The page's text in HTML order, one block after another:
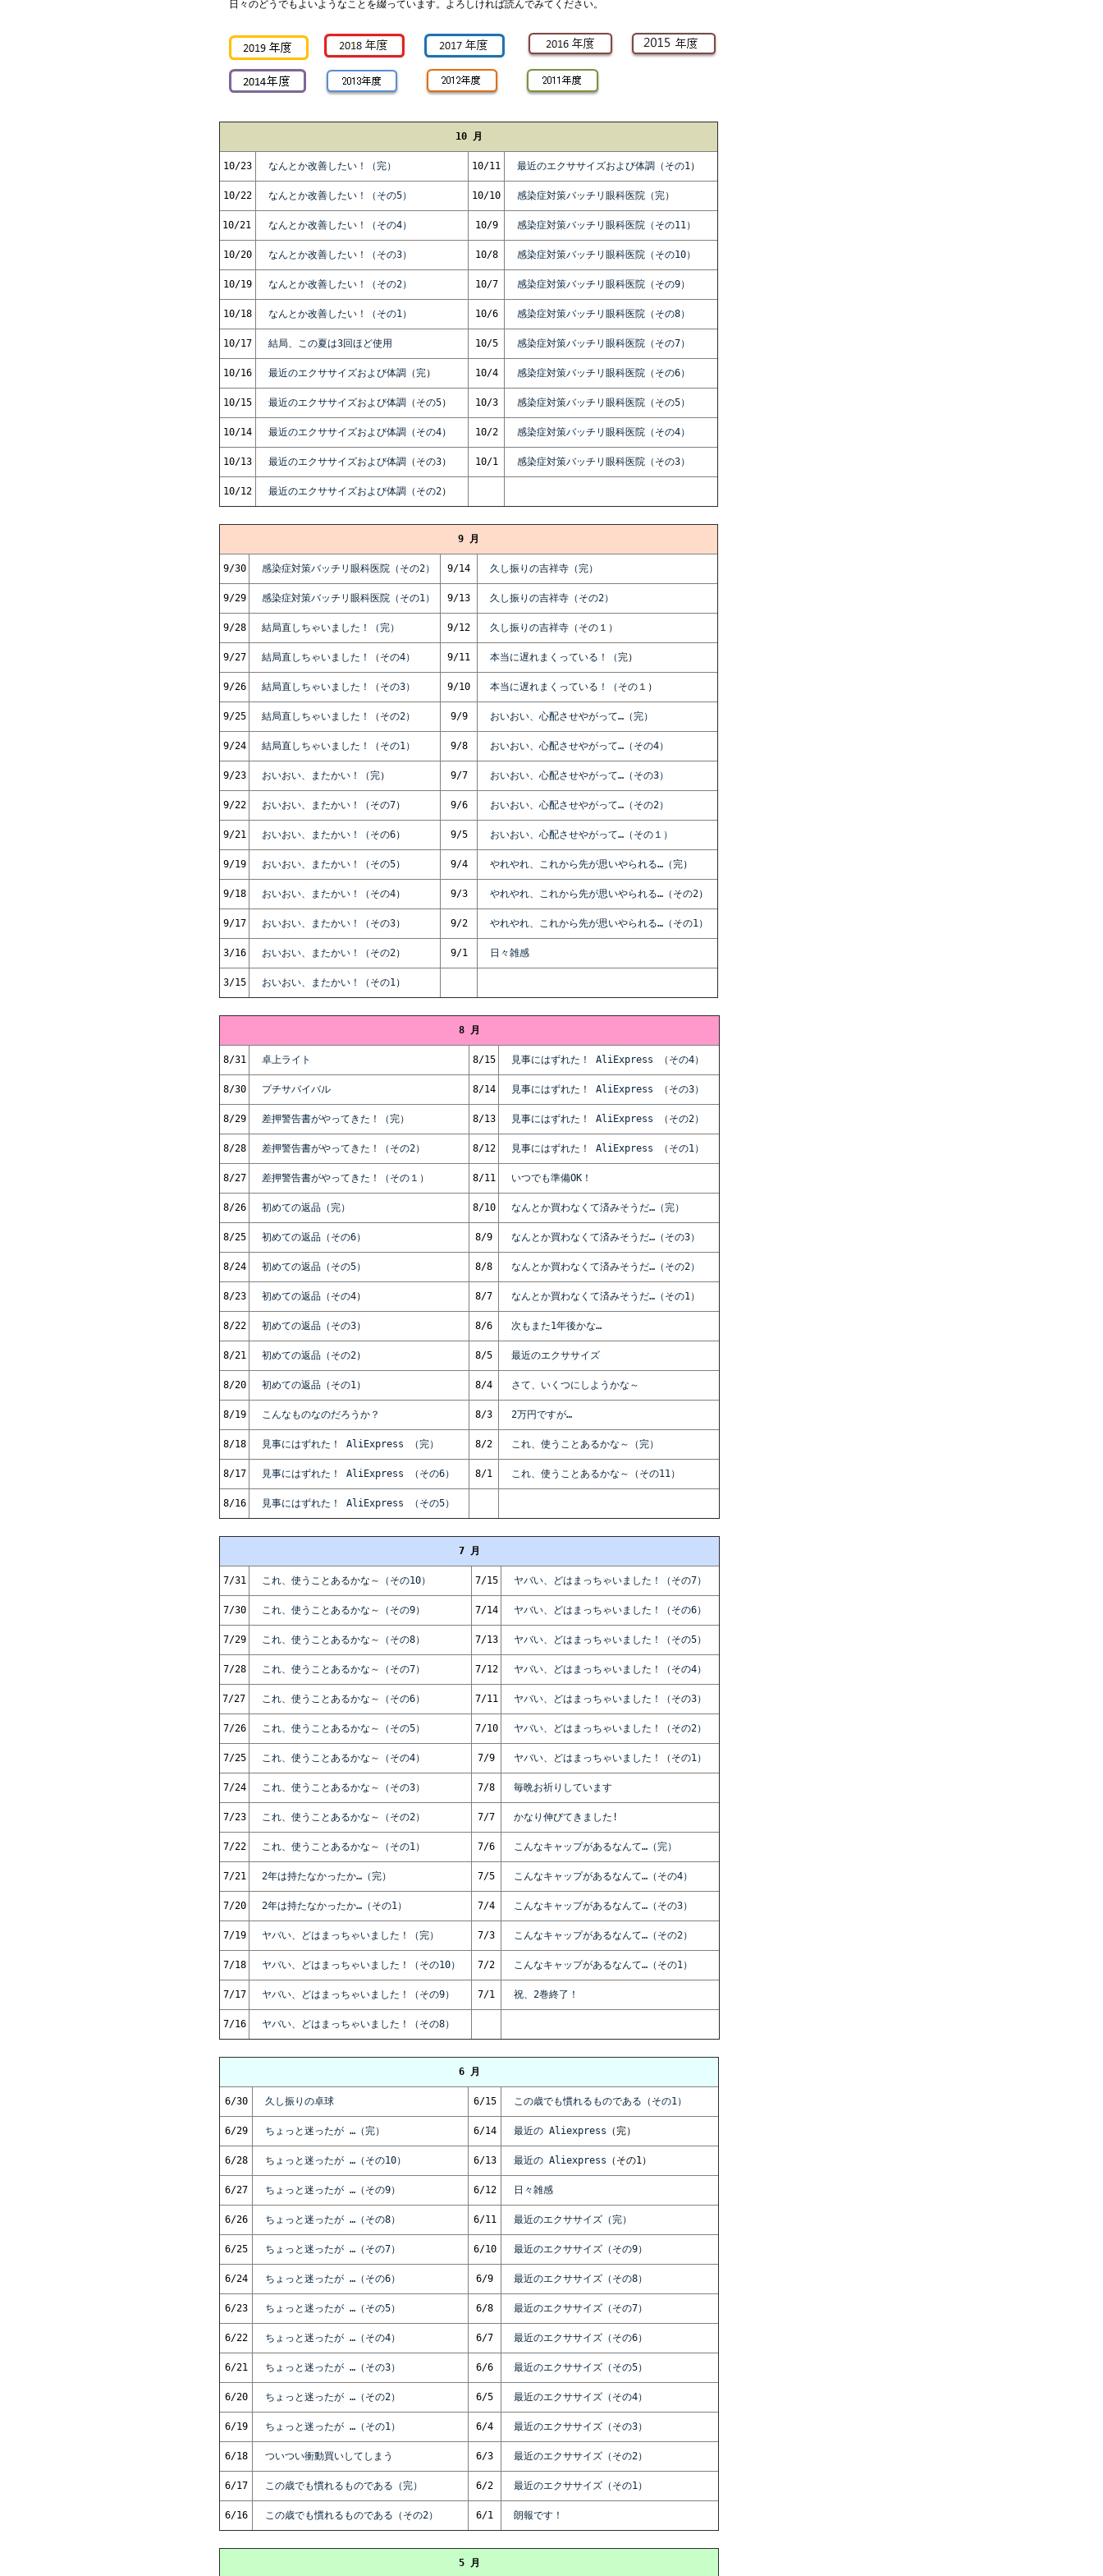
日々のどうでもよいようなことを綴っています。よろしければ読んでみてください。
10 月
10/23 なんとか改善したい！（完） 10/11 最近のエクササイズおよび体調（その1）
10/22 なんとか改善したい！（その5） 10/10 感染症対策バッチリ眼科医院（完）
10/21 なんとか改善したい！（その4） 10/9 感染症対策バッチリ眼科医院（その11）
10/20 なんとか改善したい！（その3） 10/8 感染症対策バッチリ眼科医院（その10）
10/19 なんとか改善したい！（その2） 10/7 感染症対策バッチリ眼科医院（その9）
10/18 なんとか改善したい！（その1） 10/6 感染症対策バッチリ眼科医院（その8）
10/17 結局、この夏は3回ほど使用 10/5 感染症対策バッチリ眼科医院（その7）
10/16 最近のエクササイズおよび体調（完） 10/4 感染症対策バッチリ眼科医院（その6）
10/15 最近のエクササイズおよび体調（その5） 10/3 感染症対策バッチリ眼科医院（その5）
10/14 最近のエクササイズおよび体調（その4） 10/2 感染症対策バッチリ眼科医院（その4）
10/13 最近のエクササイズおよび体調（その3） 10/1 感染症対策バッチリ眼科医院（その3）
10/12 最近のエクササイズおよび体調（その2）
9 月
9/30 感染症対策バッチリ眼科医院（その2） 9/14 久し振りの吉祥寺（完）
9/29 感染症対策バッチリ眼科医院（その1） 9/13 久し振りの吉祥寺（その2）
9/28 結局直しちゃいました！（完） 9/12 久し振りの吉祥寺（その１）
9/27 結局直しちゃいました！（その4） 9/11 本当に遅れまくっている！（完）
9/26 結局直しちゃいました！（その3） 9/10 本当に遅れまくっている！（その１ ）
9/25 結局直しちゃいました！（その2） 9/9 おいおい、心配させやがって…（完）
9/24 結局直しちゃいました！（その1） 9/8 おいおい、心配させやがって…（その4）
9/23 おいおい、またかい！（完） 9/7 おいおい、心配させやがって…（その3）
9/22 おいおい、またかい！（その7） 9/6 おいおい、心配させやがって…（その2）
9/21 おいおい、またかい！（その6） 9/5 おいおい、心配させやがって…（その１）
9/19 おいおい、またかい！（その5） 9/4 やれやれ、これから先が思いやられる…（完）
9/18 おいおい、またかい！（その4） 9/3 やれやれ、これから先が思いやられる…（その2）
9/17 おいおい、またかい！（その3） 9/2 やれやれ、これから先が思いやられる…（その1）
3/16 おいおい、またかい！（その2） 9/1 日々雑感
3/15 おいおい、またかい！（その1）
8 月
8/31 卓上ライト 8/15 見事にはずれた！ AliExpress （その4）
8/30 プチサバイバル 8/14 見事にはずれた！ AliExpress （その3）
8/29 差押警告書がやってきた！（完） 8/13 見事にはずれた！ AliExpress （その2）
8/28 差押警告書がやってきた！（その2） 8/12 見事にはずれた！ AliExpress （その1）
8/27 差押警告書がやってきた！（その１） 8/11 いつでも準備OK！
8/26 初めての返品（完） 8/10 なんとか買わなくて済みそうだ…（完）
8/25 初めての返品（その6） 8/9 なんとか買わなくて済みそうだ…（その3）
8/24 初めての返品（その5） 8/8 なんとか買わなくて済みそうだ…（その2）
8/23 初めての返品（その4） 8/7 なんとか買わなくて済みそうだ…（その1）
8/22 初めての返品（その3） 8/6 次もまた1年後かな…
8/21 初めての返品（その2） 8/5 最近のエクササイズ
8/20 初めての返品（その1） 8/4 さて、いくつにしようかな～
8/19 こんなものなのだろうか？ 8/3 2万円ですが…
8/18 見事にはずれた！ AliExpress （完） 8/2 これ、使うことあるかな～（完）
8/17 見事にはずれた！ AliExpress （その6） 8/1 これ、使うことあるかな～（その11）
8/16 見事にはずれた！ AliExpress （その5）
7 月
7/31 これ、使うことあるかな～（その10） 7/15 ヤバい、どはまっちゃいました！（その7）
7/30 これ、使うことあるかな～（その9） 7/14 ヤバい、どはまっちゃいました！（その6）
7/29 これ、使うことあるかな～（その8） 7/13 ヤバい、どはまっちゃいました！（その5）
7/28 これ、使うことあるかな～（その7） 7/12 ヤバい、どはまっちゃいました！（その4）
7/27 これ、使うことあるかな～（その6） 7/11 ヤバい、どはまっちゃいました！（その3）
7/26 これ、使うことあるかな～（その5） 7/10 ヤバい、どはまっちゃいました！（その2）
7/25 これ、使うことあるかな～（その4） 7/9 ヤバい、どはまっちゃいました！（その1）
7/24 これ、使うことあるかな～（その3） 7/8 毎晩お祈りしています
7/23 これ、使うことあるかな～（その2） 7/7 かなり伸びてきました!
7/22 これ、使うことあるかな～（その1） 7/6 こんなキャップがあるなんて…（完）
7/21 2年は持たなかったか…（完） 7/5 こんなキャップがあるなんて…（その4）
7/20 2年は持たなかったか…（その1） 7/4 こんなキャップがあるなんて…（その3）
7/19 ヤバい、どはまっちゃいました！（完） 7/3 こんなキャップがあるなんて…（その2）
7/18 ヤバい、どはまっちゃいました！（その10） 7/2 こんなキャップがあるなんて…（その1）
7/17 ヤバい、どはまっちゃいました！（その9） 7/1 祝、2巻終了！
7/16 ヤバい、どはまっちゃいました！（その8）
6 月
6/30 久し振りの卓球 6/15 この歳でも慣れるものである（その1）
6/29 ちょっと迷ったが …（完） 6/14 最近の Aliexpress （完）
6/28 ちょっと迷ったが …（その10） 6/13 最近の Aliexpress （その1）
6/27 ちょっと迷ったが …（その9） 6/12 日々雑感
6/26 ちょっと迷ったが …（その8） 6/11 最近のエクササイズ（完）
6/25 ちょっと迷ったが …（その7） 6/10 最近のエクササイズ（その9）
6/24 ちょっと迷ったが …（その6） 6/9 最近のエクササイズ（その8）
6/23 ちょっと迷ったが …（その5） 6/8 最近のエクササイズ（その7）
6/22 ちょっと迷ったが …（その4） 6/7 最近のエクササイズ（その6）
6/21 ちょっと迷ったが …（その3） 6/6 最近のエクササイズ（その5）
6/20 ちょっと迷ったが …（その2） 6/5 最近のエクササイズ（その4）
6/19 ちょっと迷ったが …（その1） 6/4 最近のエクササイズ（その3）
6/18 ついつい衝動買いしてしまう 6/3 最近のエクササイズ（その2）
6/17 この歳でも慣れるものである（完） 6/2 最近のエクササイズ（その1）
6/16 この歳でも慣れるものである（その2） 6/1 朗報です！
5 月